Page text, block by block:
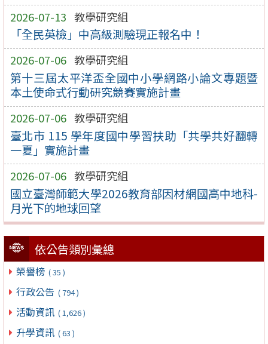
2026-07-13 教學研究組
「全民英檢」中高級測驗現正報名中！
2026-07-06 教學研究組
第十三屆太平洋盃全國中小學網路小論文專題暨
本土使命式行動研究競賽實施計畫
2026-07-06 教學研究組
臺北市 115 學年度國中學習扶助「共學共好翻轉
一夏」實施計畫
2026-07-06 教學研究組
國立臺灣師範大學2026教育部因材網國高中地科-
月光下的地球回望
依公告類別彙總
榮譽榜 ( 35 )
行政公告 ( 794 )
活動資訊 ( 1,626 )
升學資訊 ( 63 )